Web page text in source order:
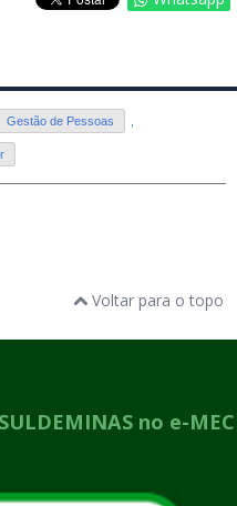
Gestão de Pessoas
Voltar para o topo
no e-MEC